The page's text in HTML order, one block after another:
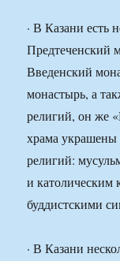
· В Казани есть
Предтеченский
Введенский
монастырь, а
религий, он же
храма украшены
религий:
и католическим
буддистскими
· В Казани